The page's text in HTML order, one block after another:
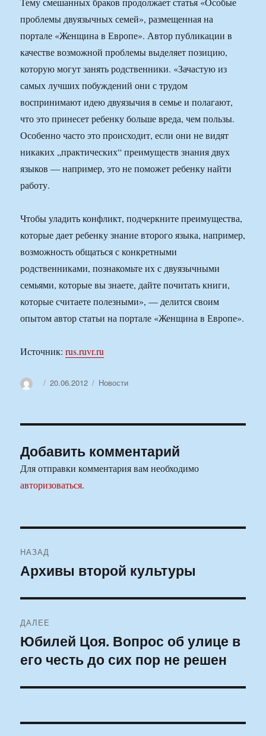
проблемы двуязычных семей», размещенная на
портале «Женщина в Европе». Автор публикации в
качестве возможной проблемы выделяет позицию,
которую могут занять родственники. «Зачастую из
самых лучших побуждений они с трудом
воспринимают идею двуязычия в семье и полагают,
что это принесет ребенку больше вреда, чем пользы.
Особенно часто это происходит, если они не видят
никаких „практических“ преимуществ знания двух
языков — например, это не поможет ребенку найти
работу.
Чтобы уладить конфликт, подчеркните преимущества,
которые дает ребенку знание второго языка, например,
возможность общаться с конкретными
родственниками, познакомьте их с двуязычными
семьями, которые вы знаете, дайте почитать книги,
которые считаете полезными», — делится своим
опытом автор статьи на портале «Женщина в Европе».
Источник:rus.ruvr.ru
АвторОпубликовано
20.06.2012 Рубрики
Новости
Добавить комментарий
Для отправки комментария вам необходимо
авторизоваться.
по
НАЗАД
Предыдущая
Архивы второй культуры
ДАЛЕЕ
Следующая
запись:
Юбилей Цоя. Вопрос об улице в
его честь до сих пор не решен